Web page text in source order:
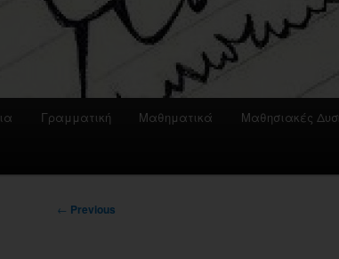
Γραμματική Μαθηματικά Μαθησιακές
Post
← Previous